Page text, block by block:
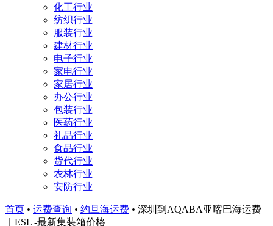
化工行业
纺织行业
服装行业
建材行业
电子行业
家电行业
家居行业
办公行业
包装行业
医药行业
礼品行业
食品行业
货代行业
农林行业
安防行业
首页 • 运费查询 • 约旦海运费 • 深圳到AQABA亚喀巴海运费
｜ESL -最新集装箱价格